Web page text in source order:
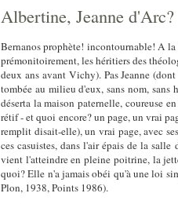
Albertine, Jeanne d'Arc?
Bernanos prophète! incontournable! A
prémonitoirement, les héritiers des
deux ans avant Vichy). Pas Jeanne
tombée au milieu d'eux, sans nom,
déserta la maison paternelle, coureuse
rétif - et quoi encore? un page, un vrai
remplit disait-elle), un vrai page, avec
ces casuistes, dans l'air épais de la
vient l'atteindre en pleine poitrine, la
quoi? Elle n'a jamais obéi qu'à une loi
Plon, 1938, Points 1986).